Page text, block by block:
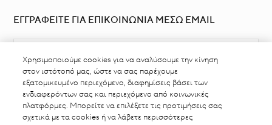
ΕΓΓΡΑΦΕΙΤΕ ΓΙΑ ΕΠΙΚΟΙΝΩΝΙΑ ΜΕΣΩ EMAIL
ΒΡΕΙΤΕ ΣΗΜΕΙΟ ΠΩΛΗΣΗΣ
Χρησιμοποιούμε cookies για να αναλύσουμε την κίνηση
στον ιστότοπό μας, ώστε να σας παρέχουμε
εξατομικευμένο περιεχόμενο, διαφημίσεις βάσει των
ενδιαφερόντων σας και περιεχόμενο από κοινωνικές
πλατφόρμες. Μπορείτε να επιλέξετε τις προτιμήσεις σας
σχετικά με τα cookies ή να λάβετε περισσότερες